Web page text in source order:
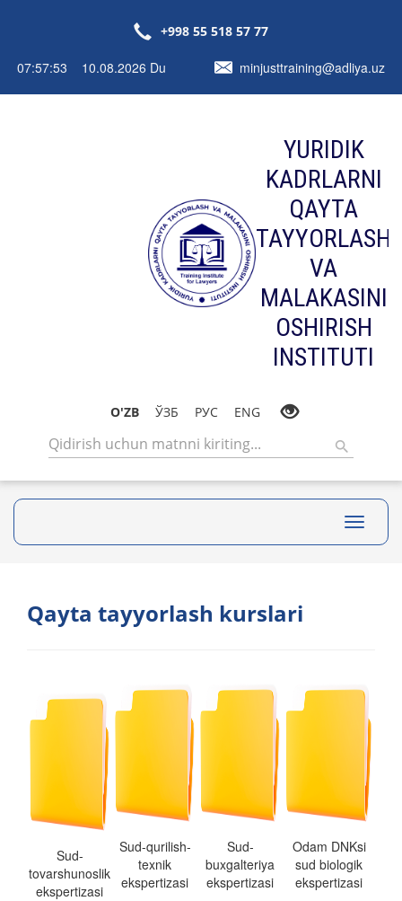
+998 55 518 57 77
07:57:53 10.08.2026 Du minjusttraining@adliya.uz
YURIDIK
KADRLARNI
QAYTA
TAYYORLASH
VA
MALAKASINI
OSHIRISH
INSTITUTI
O'ZB ЎЗБ РУС ENG
Toggle
Qayta tayyorlash kurslari
Sud-
tovarshunoslik
ekspertizasi
Sud-qurilish-
texnik
ekspertizasi
Sud-
buxgalteriya
ekspertizasi
Odam DNKsi
sud biologik
ekspertizasi